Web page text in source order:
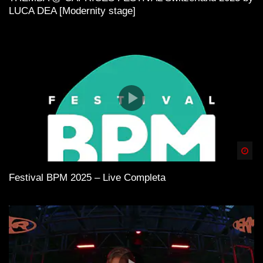
LUCA DEA [Modernity stage]
Festival BPM 2025 – Live Completa